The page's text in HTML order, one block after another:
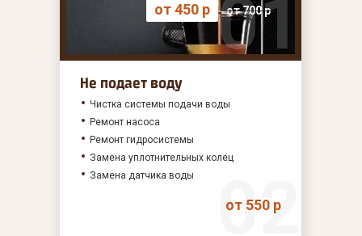
от 450 р от 700 р
Не подает воду
Чистка системы подачи воды
Ремонт насоса
Ремонт гидросистемы
Замена уплотнительных колец
Замена датчика воды
от 550 р